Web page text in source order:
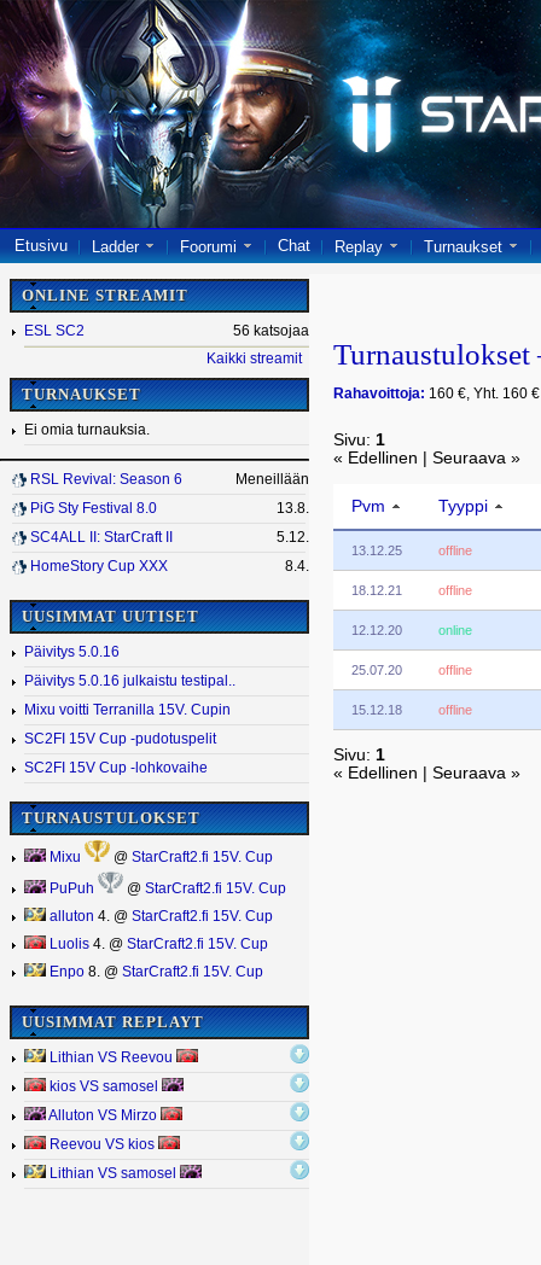
Etusivu Ladder Foorumi Chat Replay Turnaukset
ONLINE STREAMIT
ESL SC2
56 katsojaa
Kaikki streamit
TURNAUKSET
Ei omia turnauksia.
RSL Revival: Season 6
Meneillään
PiG Sty Festival 8.0
13.8.
SC4ALL II: StarCraft II
5.12.
HomeStory Cup XXX
8.4.
UUSIMMAT UUTISET
Päivitys 5.0.16
Päivitys 5.0.16 julkaistu testipal..
Mixu voitti Terranilla 15V. Cupin
SC2FI 15V Cup -pudotuspelit
SC2FI 15V Cup -lohkovaihe
TURNAUSTULOKSET
Mixu @ StarCraft2.fi 15V. Cup
PuPuh @ StarCraft2.fi 15V. Cup
alluton 4. @ StarCraft2.fi 15V. Cup
Luolis 4. @ StarCraft2.fi 15V. Cup
Enpo 8. @ StarCraft2.fi 15V. Cup
UUSIMMAT REPLAYT
Lithian VS Reevou
kios VS samosel
Alluton VS Mirzo
Reevou VS kios
Lithian VS samosel
Rahavoittoja: 160 €, Yht. 160 €
Sivu: 1
« Edellinen | Seuraava »
Pvm Tyyppi
13.12.25 offline
18.12.21 offline
12.12.20 online
25.07.20 offline
15.12.18 offline
Sivu: 1
« Edellinen | Seuraava »